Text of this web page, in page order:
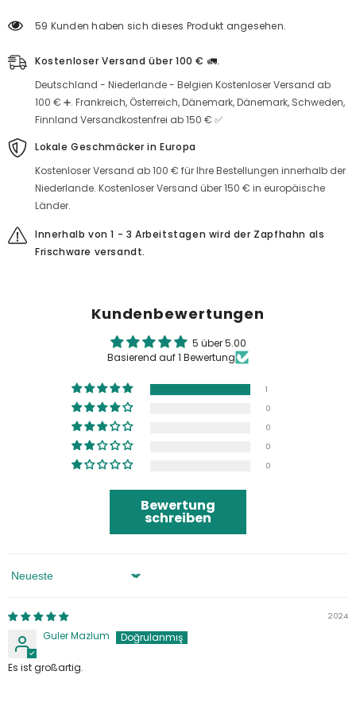
Steinsalz
Steinsalz
59 Kunden haben sich dieses Produkt angesehen.
Kostenloser Versand über 100 € 🚛.
Deutschland - Niederlande - Belgien Kostenloser Versand ab
100 € ➕. Frankreich, Österreich, Dänemark, Dänemark, Schweden,
Finnland Versandkostenfrei ab 150 € ✅
Lokale Geschmäcker in Europa
Kostenloser Versand ab 100 € für Ihre Bestellungen innerhalb der
Niederlande. Kostenloser Versand über 150 € in europäische
Länder.
Innerhalb von 1 - 3 Arbeitstagen wird der Zapfhahn als
Frischware versandt.
Kundenbewertungen
5 über 5.00
Basierend auf 1 Bewertung
1
0
0
0
0
Bewertung
schreiben
Sortieren Nach
2024
Guler Mazlum
Es ist großartig.